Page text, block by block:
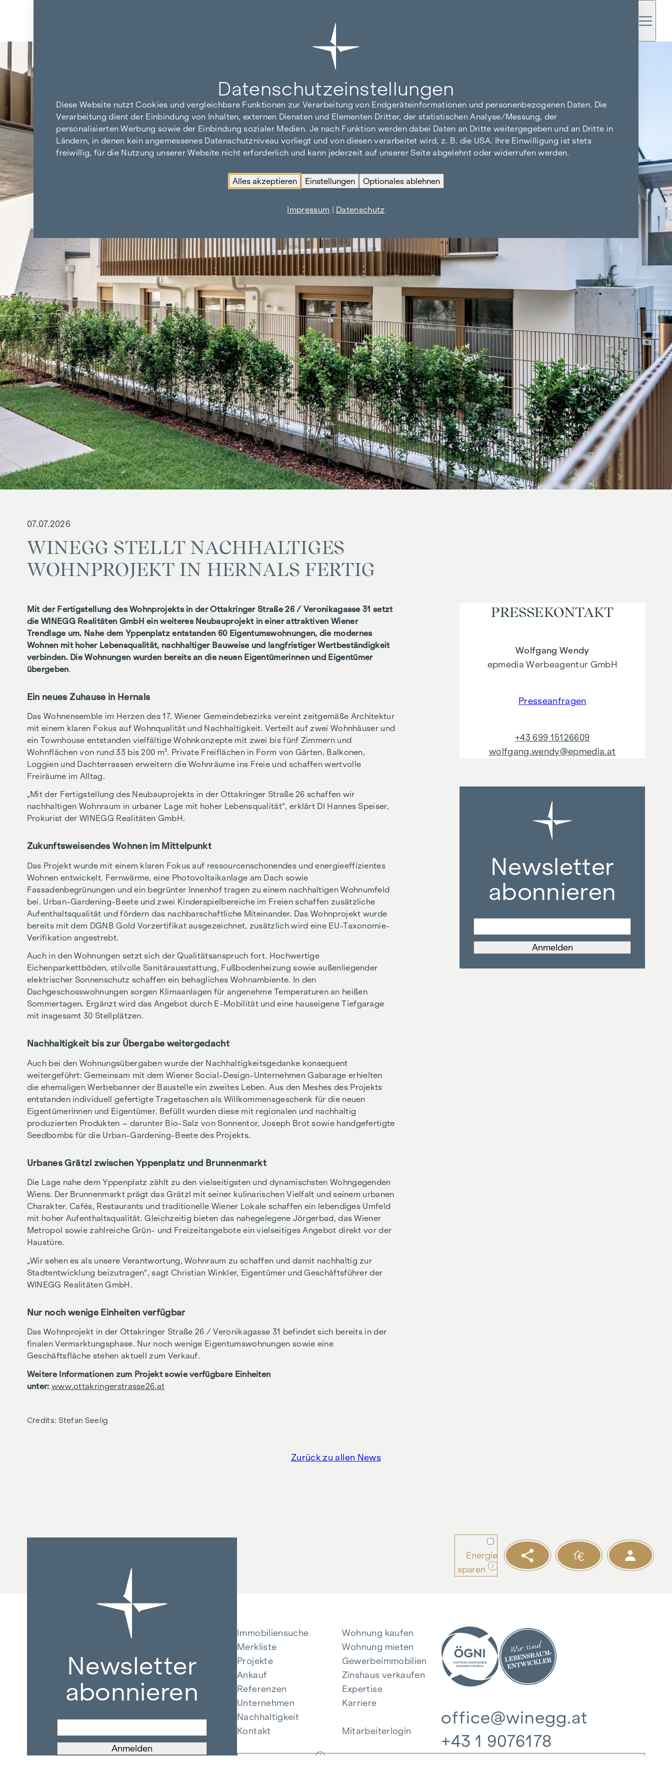
Zurück zu allen News
07.07.2026
WINEGG STELLT NACHHALTIGES
WOHNPROJEKT IN HERNALS FERTIG
Mit der Fertigstellung des Wohnprojekts in der Ottakringer Straße 26 / Veronikagasse 31 setzt
die WINEGG Realitäten GmbH ein weiteres Neubauprojekt in einer attraktiven Wiener
Trendlage um. Nahe dem Yppenplatz entstanden 60 Eigentumswohnungen, die modernes
Wohnen mit hoher Lebensqualität, nachhaltiger Bauweise und langfristiger Wertbeständigkeit
verbinden. Die Wohnungen wurden bereits an die neuen Eigentümerinnen und Eigentümer
übergeben
Ein neues Zuhause in Hernals
Das Wohnensemble im Herzen des 17. Wiener Gemeindebezirks vereint zeitgemäße Architektur
mit einem klaren Fokus auf Wohnqualität und Nachhaltigkeit. Verteilt auf zwei Wohnhäuser und
ein Townhouse entstanden vielfältige Wohnkonzepte mit zwei bis fünf Zimmern und
Wohnflächen von rund 33 bis 200 m². Private Freiflächen in Form von Gärten, Balkonen,
Loggien und Dachterrassen erweitern die Wohnräume ins Freie und schaffen wertvolle
Freiräume im Alltag.
„Mit der Fertigstellung des Neubauprojekts in der Ottakringer Straße 26 schaffen wir
nachhaltigen Wohnraum in urbaner Lage mit hoher Lebensqualität“, erklärt DI Hannes Speiser,
Prokurist der WINEGG Realitäten GmbH.
Zukunftsweisendes Wohnen im Mittelpunkt
Das Projekt wurde mit einem klaren Fokus auf ressourcenschonendes und energieeffizientes
Wohnen entwickelt. Fernwärme, eine Photovoltaikanlage am Dach sowie
Fassadenbegrünungen und ein begrünter Innenhof tragen zu einem nachhaltigen Wohnumfeld
bei. Urban-Gardening-Beete und zwei Kinderspielbereiche im Freien schaffen zusätzliche
Aufenthaltsqualität und fördern das nachbarschaftliche Miteinander. Das Wohnprojekt wurde
bereits mit dem DGNB Gold Vorzertifikat ausgezeichnet, zusätzlich wird eine EU-Taxonomie-
Verifikation angestrebt.
Auch in den Wohnungen setzt sich der Qualitätsanspruch fort. Hochwertige
Eichenparkettböden, stilvolle Sanitärausstattung, Fußbodenheizung sowie außenliegender
elektrischer Sonnenschutz schaffen ein behagliches Wohnambiente. In den
Dachgeschosswohnungen sorgen Klimaanlagen für angenehme Temperaturen an heißen
Sommertagen. Ergänzt wird das Angebot durch E-Mobilität und eine hauseigene Tiefgarage
mit insgesamt 30 Stellplätzen.
Nachhaltigkeit bis zur Übergabe weitergedacht
Auch bei den Wohnungsübergaben wurde der Nachhaltigkeitsgedanke konsequent
weitergeführt: Gemeinsam mit dem Wiener Social-Design-Unternehmen Gabarage erhielten
die ehemaligen Werbebanner der Baustelle ein zweites Leben. Aus den Meshes des Projekts
entstanden individuell gefertigte Tragetaschen als Willkommensgeschenk für die neuen
Eigentümerinnen und Eigentümer. Befüllt wurden diese mit regionalen und nachhaltig
produzierten Produkten – darunter Bio-Salz von Sonnentor, Joseph Brot sowie handgefertigte
Seedbombs für die Urban-Gardening-Beete des Projekts.
Urbanes Grätzl zwischen Yppenplatz und Brunnenmarkt
Die Lage nahe dem Yppenplatz zählt zu den vielseitigsten und dynamischsten Wohngegenden
Wiens. Der Brunnenmarkt prägt das Grätzl mit seiner kulinarischen Vielfalt und seinem urbanen
Charakter. Cafés, Restaurants und traditionelle Wiener Lokale schaffen ein lebendiges Umfeld
mit hoher Aufenthaltsqualität. Gleichzeitig bieten das nahegelegene Jörgerbad, das Wiener
Metropol sowie zahlreiche Grün- und Freizeitangebote ein vielseitiges Angebot direkt vor der
Haustüre.
„Wir sehen es als unsere Verantwortung, Wohnraum zu schaffen und damit nachhaltig zur
Stadtentwicklung beizutragen“, sagt Christian Winkler, Eigentümer und Geschäftsführer der
WINEGG Realitäten GmbH.
Nur noch wenige Einheiten verfügbar
Das Wohnprojekt in der Ottakringer Straße 26 / Veronikagasse 31 befindet sich bereits in der
finalen Vermarktungsphase. Nur noch wenige Eigentumswohnungen sowie eine
Geschäftsfläche stehen aktuell zum Verkauf.
Weitere Informationen zum Projekt sowie verfügbare Einheiten
unter: www.ottakringerstrasse26.at
Credits: Stefan Seelig
PRESSE­KONTAKT
Wolfgang Wendy
epmedia Werbeagentur GmbH
Presseanfragen
+43 699 15126609
wolfgang.wendy@epmedia.at
Newsletter
abonnieren
Zurück zu allen News
Energie
sparen
i
Datenschutz­einstellungen
Diese Website nutzt Cookies und vergleichbare Funktionen zur Verarbeitung von Endgeräteinformationen und personenbezogenen Daten. Die
Verarbeitung dient der Einbindung von Inhalten, externen Diensten und Elementen Dritter, der statistischen Analyse/Messung, der
personalisierten Werbung sowie der Einbindung sozialer Medien. Je nach Funktion werden dabei Daten an Dritte weitergegeben und an Dritte in
Ländern, in denen kein angemessenes Datenschutzniveau vorliegt und von diesen verarbeitet wird, z. B. die USA. Ihre Einwilligung ist stets
freiwillig, für die Nutzung unserer Website nicht erforderlich und kann jederzeit auf unserer Seite abgelehnt oder widerrufen werden.
Alles akzeptieren Einstellungen Optionales ablehnen
Impressum | Datenschutz
Newsletter
abonnieren
office@winegg.at
+43 1 9076178
Immobiliensuche
Merkliste
Projekte
Ankauf
Referenzen
Unternehmen
Nachhaltigkeit
Kontakt
Wohnung kaufen
Wohnung mieten
Gewerbeimmobilien
Zinshaus verkaufen
Expertise
Karriere
Mitarbeiterlogin
i